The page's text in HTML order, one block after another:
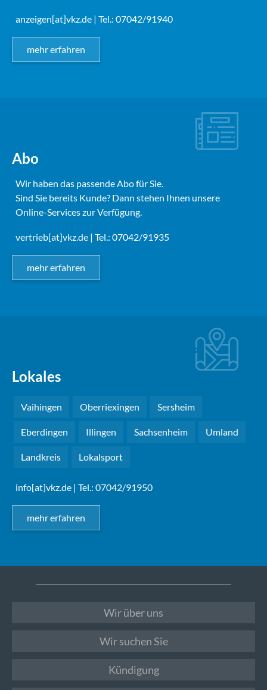
anzeigen[at]vkz.de | Tel.: 07042/91940
mehr erfahren
Abo
Wir haben das passende Abo für Sie.
Sind Sie bereits Kunde? Dann stehen Ihnen unsere
Online-Services zur Verfügung.
vertrieb[at]vkz.de | Tel.: 07042/91935
mehr erfahren
Lokales
Vaihingen Oberriexingen Sersheim
Eberdingen Illingen Sachsenheim Umland
Landkreis Lokalsport
info[at]vkz.de | Tel.: 07042/91950
mehr erfahren
Wir über uns
Wir suchen Sie
Kündigung